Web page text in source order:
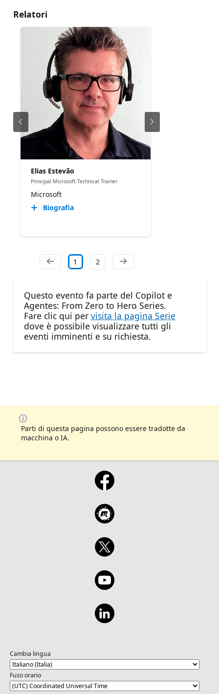
Relatori
Elias Estevão
Principal Microsoft Technical Trainer
Microsoft
Biografia
1 2
Questo evento fa parte del Copilot e
Agentes: From Zero to Hero Series.
Fare clic qui per visita la pagina Serie
dove è possibile visualizzare tutti gli
eventi imminenti e su richiesta.
Parti di questa pagina possono essere tradotte da
macchina o IA.
Cambia lingua
Fuso orario